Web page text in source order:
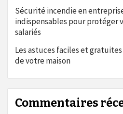
Sécurité incendie en
indispensables pour protéger
salariés
Les astuces faciles et
de votre maison
Commentaires